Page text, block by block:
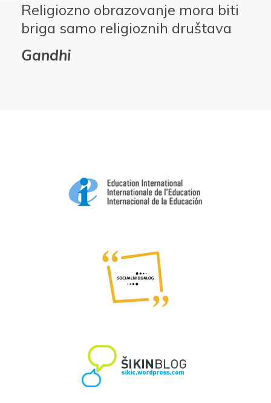
Religiozno obrazovanje mora biti
briga samo religioznih društava
Gandhi